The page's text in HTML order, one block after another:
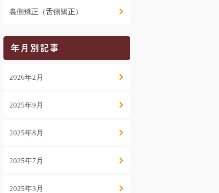
裏側矯正（舌側矯正）
年月別記事
2026年2月
2025年9月
2025年8月
2025年7月
2025年3月